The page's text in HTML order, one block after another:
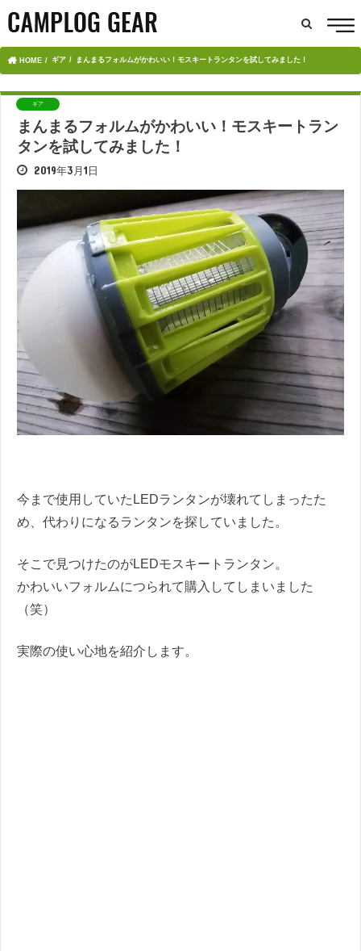
HOME ギア まんまるフォルムがかわいい！モスキートランタンを試してみました！
ギア
まんまるフォルムがかわいい！モスキートラン
タンを試してみました！
2019年3月1日
今まで使用していたLEDランタンが壊れてしまったた
め、代わりになるランタンを探していました。
そこで見つけたのがLEDモスキートランタン。
かわいいフォルムにつられて購入してしまいました
（笑）
実際の使い心地を紹介します。